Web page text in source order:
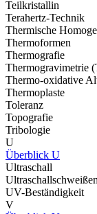
Teilkristallin
Terahertz-Technik
Thermische
Thermoformen
Thermografie
Thermogravimetrie
Thermo-oxidative
Thermoplaste
Toleranz
Topografie
Tribologie
U
Überblick U
Ultraschall
UV-Beständigkeit
V